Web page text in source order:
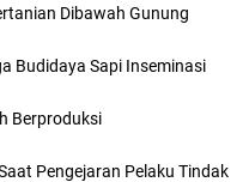
Dibawah Gunung
Budidaya Sapi Inseminasi
Berproduksi
Pengejaran Pelaku Tindak